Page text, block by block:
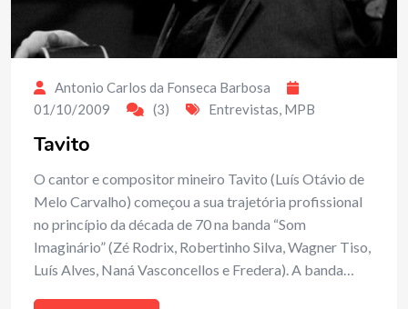
Antonio Carlos da Fonseca Barbosa
01/10/2009
(3) Entrevistas, MPB
Tavito
O cantor e compositor mineiro Tavito (Luís Otávio de
Melo Carvalho) começou a sua trajetória profissional
no princípio da década de 70 na banda “Som
Imaginário” (Zé Rodrix, Robertinho Silva, Wagner Tiso,
Luís Alves, Naná Vasconcellos e Fredera). A banda…